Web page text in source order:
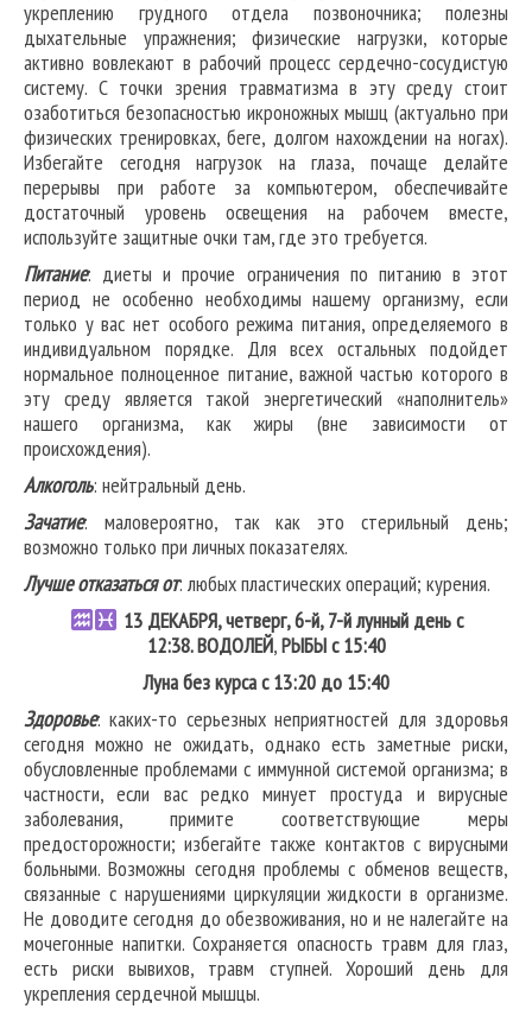
укреплению грудного отдела позвоночника; полезны
дыхательные упражнения; физические нагрузки, которые
активно вовлекают в рабочий процесс сердечно-сосудистую
систему. С точки зрения травматизма в эту среду стоит
озаботиться безопасностью икроножных мышц (актуально при
физических тренировках, беге, долгом нахождении на ногах).
Избегайте сегодня нагрузок на глаза, почаще делайте
перерывы при работе за компьютером, обеспечивайте
достаточный уровень освещения на рабочем вместе,
используйте защитные очки там, где это требуется.
Питание: диеты и прочие ограничения по питанию в этот
период не особенно необходимы нашему организму, если
только у вас нет особого режима питания, определяемого в
индивидуальном порядке. Для всех остальных подойдет
нормальное полноценное питание, важной частью которого в
эту среду является такой энергетический «наполнитель»
нашего организма, как жиры (вне зависимости от
происхождения).
Алкоголь: нейтральный день.
Зачатие: маловероятно, так как это стерильный день;
возможно только при личных показателях.
Лучше отказаться от: любых пластических операций; курения.
13 ДЕКАБРЯ, четверг, 6-й, 7-й лунный день с
12:38.ВОДОЛЕЙ,РЫБЫс 15:40
Луна без курса с 13:20 до 15:40
Здоровье: каких-то серьезных неприятностей для здоровья
сегодня можно не ожидать, однако есть заметные риски,
обусловленные проблемами с иммунной системой организма; в
частности, если вас редко минует простуда и вирусные
заболевания, примите соответствующие меры
предосторожности; избегайте также контактов с вирусными
больными. Возможны сегодня проблемы с обменов веществ,
связанные с нарушениями циркуляции жидкости в организме.
Не доводите сегодня до обезвоживания, но и не налегайте на
мочегонные напитки. Сохраняется опасность травм для глаз,
есть риски вывихов, травм ступней. Хороший день для
укрепления сердечной мышцы.